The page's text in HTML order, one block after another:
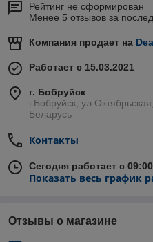
Рейтинг не сформирован
Менее 5 отзывов за
Компания продает на
Работает с 15.03.2021
г. Бобруйск
г.Бобруйск,
Беларусь
Контакты
Сегодня работает с
Показать весь график
Отзывы о магазине